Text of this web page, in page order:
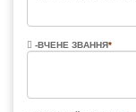
-ВЧЕНЕ ЗВАННЯ*